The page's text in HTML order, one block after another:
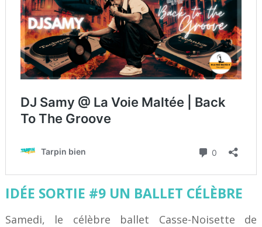
IDÉE SORTIE #9 UN BALLET CÉLÈBRE
Samedi, le célèbre ballet Casse-Noisette de